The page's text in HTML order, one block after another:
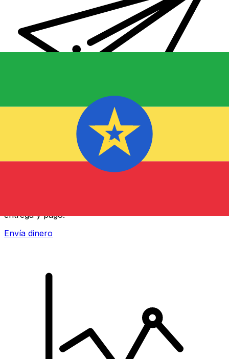
Transferencia Internacional de Dinero Xe
entrega y pago.
Envía dinero